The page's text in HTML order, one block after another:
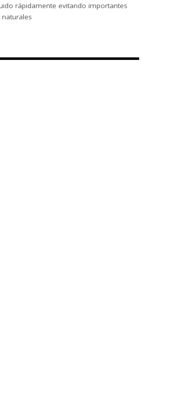
rápidamente evitando importantes